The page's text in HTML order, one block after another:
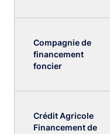
Compagnie de
financement
foncier
Crédit Agricole
Financement de